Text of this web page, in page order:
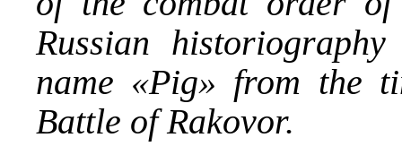
Russian
name «Pig» from the
Battle of Rakovor.